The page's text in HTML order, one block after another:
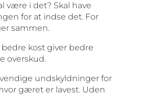
være i det? Skal have
for at indse det. For
sammen.
kost giver bedre
overskud.
undskyldninger for
gæret er lavest. Uden